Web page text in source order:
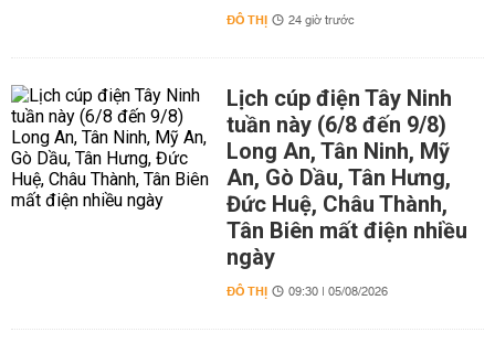
ĐÔ THỊ 24 giờ trước
Lịch cúp điện Tây Ninh
tuần này (6/8 đến 9/8)
Long An, Tân Ninh, Mỹ
An, Gò Dầu, Tân Hưng,
Đức Huệ, Châu Thành,
Tân Biên mất điện nhiều
ngày
ĐÔ THỊ 09:30 | 05/08/2026